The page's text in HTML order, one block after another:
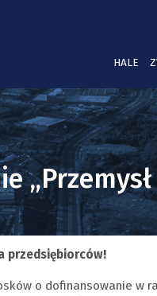
HALE
przedsiębiorców!
o dofinansowanie